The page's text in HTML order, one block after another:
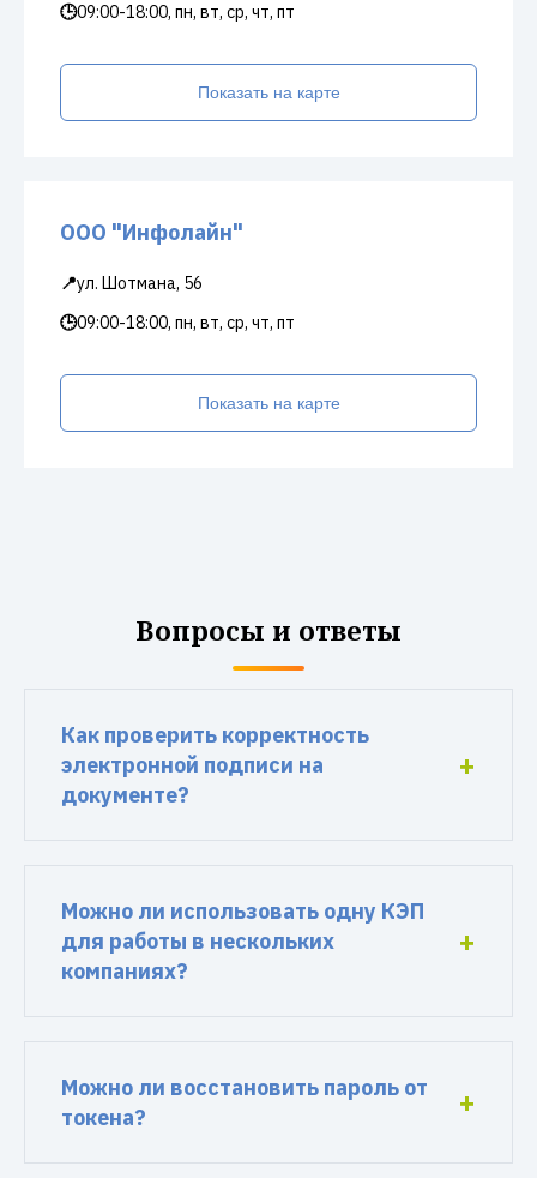
🕒09:00-18:00, пн, вт, ср, чт, пт
Показать на карте
ООО "Инфолайн"
📍ул. Шотмана, 56
🕒09:00-18:00, пн, вт, ср, чт, пт
Показать на карте
Вопросы и ответы
Как проверить корректность
электронной подписи на
документе?
Можно ли использовать одну КЭП
для работы в нескольких
компаниях?
Можно ли восстановить пароль от
токена?